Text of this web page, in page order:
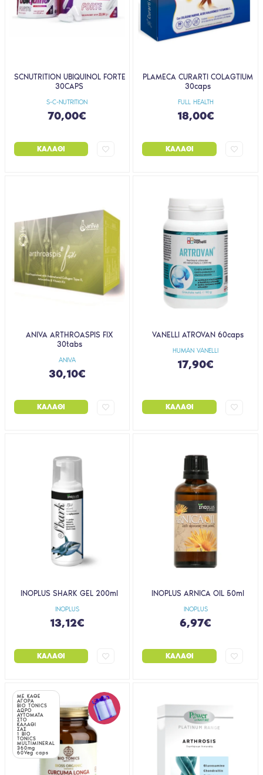
S-C-NUTRITION
SCNUTRITION UBIQUINOL FORTE
30CAPS
70,00€
ΚΑΛΆΘΙ
FULL HEALTH
PLAMECA CURARTI COLAGTIUM
30caps
18,00€
ΚΑΛΆΘΙ
ANIVA
ANIVA ARTHROASPIS FIX
30tabs
30,10€
ΚΑΛΆΘΙ
HUMAN VANELLI
VANELLI ATROVAN 60caps
17,90€
ΚΑΛΆΘΙ
INOPLUS
INOPLUS SHARK GEL 200ml
13,12€
ΚΑΛΆΘΙ
INOPLUS
INOPLUS ARNICA OIL 50ml
6,97€
ΚΑΛΆΘΙ
ΜΕ ΚΑΘΕ
ΑΓΟΡΑ
BIO TONICS
ΔΩΡΟ
ΑΥΤΟΜΑΤΑ
ΣΤΟ
ΚΑΛΑΘΙ
ΣΑΣ
1 BIO
TONICS
MULTIMINERAL
360mg
60Veg caps